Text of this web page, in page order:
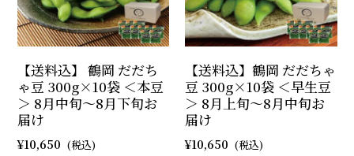
【送料込】 鶴岡 だだち
ゃ豆 300g×10袋 ＜本豆
＞ 8月中旬～8月下旬お
届け
10,650
【送料込】鶴岡 だだちゃ
豆 300g×10袋 ＜早生豆
＞ 8月上旬～8月中旬お
届け
10,650